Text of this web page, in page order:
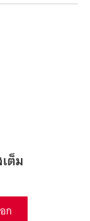
ต็ม
ก